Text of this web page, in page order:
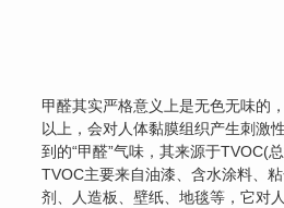
甲醛其实严格意义上是无色无味的
以上，会对人体黏膜组织产生刺激
到的“甲醛”气味，其来源于TVOC(
TVOC主要来自油漆、含水涂料、
剂、人造板、壁纸、地毯等，它对